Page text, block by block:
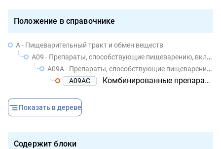
Положение в справочнике
A - Пищеварительный тракт и обмен веществ
A09 - Препараты, способствующие пищеварению, включая ферментные препараты
A09A - Препараты, способствующие пищеварению, включая ферментные препараты
A09AC
Комбинированные препараты ферментов и кислот
Показать в дереве
Содержит блоки